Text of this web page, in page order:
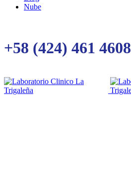
Nube
+58 (424) 461 4608